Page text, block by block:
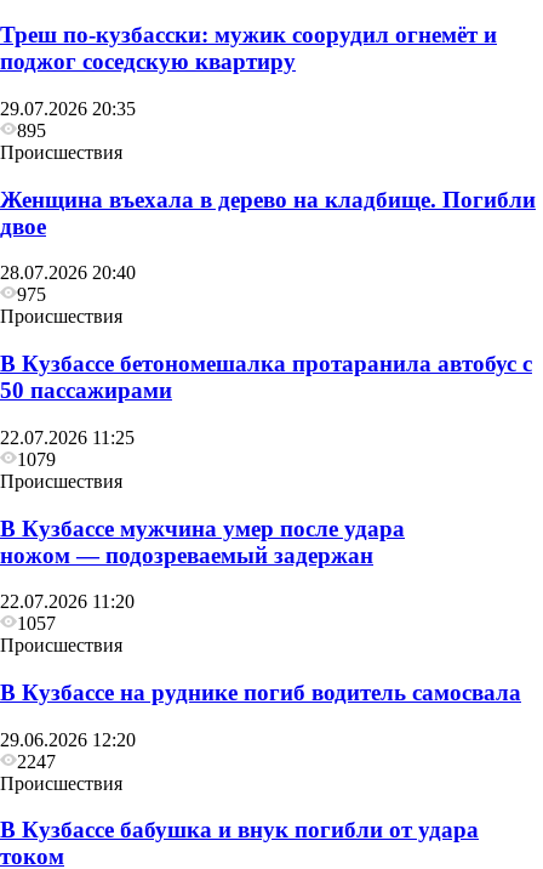
Треш по-кузбасски: мужик соорудил огнемёт и
поджог соседскую квартиру
29.07.2026 20:35
895
Происшествия
Женщина въехала в дерево на кладбище. Погибли
двое
28.07.2026 20:40
975
Происшествия
В Кузбассе бетономешалка протаранила автобус с
50 пассажирами
22.07.2026 11:25
1079
Происшествия
В Кузбассе мужчина умер после удара
ножом — подозреваемый задержан
22.07.2026 11:20
1057
Происшествия
В Кузбассе на руднике погиб водитель самосвала
29.06.2026 12:20
2247
Происшествия
В Кузбассе бабушка и внук погибли от удара
током